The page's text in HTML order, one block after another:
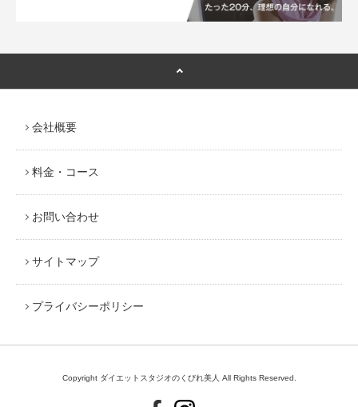
会社概要
料金・コース
お問い合わせ
サイトマップ
プライバシーポリシー
Copyright ダイエットスタジオのくびれ美人 All Rights Reserved.